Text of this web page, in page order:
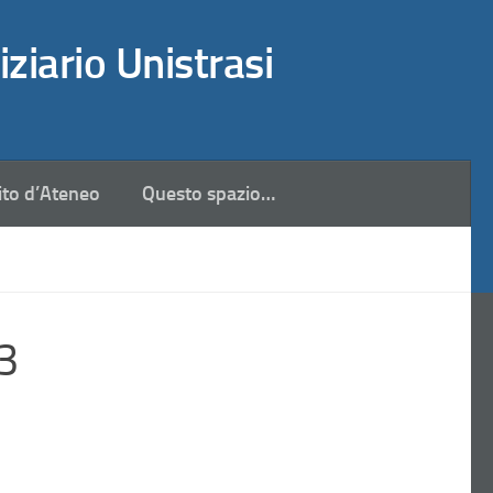
Unistrasi
d’Ateneo Questo spazio…